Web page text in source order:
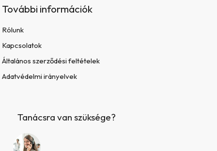
További információk
Rólunk
Kapcsolatok
Általános szerződési feltételek
Adatvédelmi irányelvek
Tanácsra van szüksége?